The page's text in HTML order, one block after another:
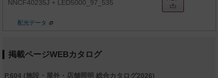
NNCF40235J + LED5000_97_535
配光データ
掲載ページWEBカタログ
P.604 (施設・屋外・店舗照明 総合カタログ2026)